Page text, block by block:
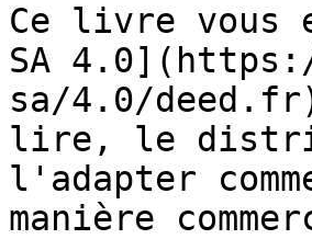
Ce livre vous
SA
sa/4.0/
lire, le
l'adapter
manière